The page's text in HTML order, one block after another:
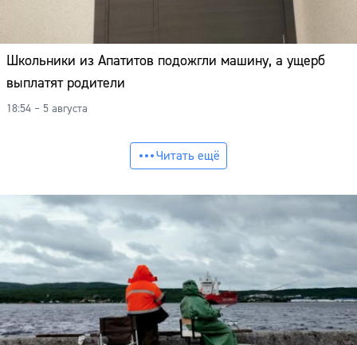
Школьники из Апатитов подожгли машину, а ущерб
выплатят родители
18:54 – 5 августа
Читать ещё